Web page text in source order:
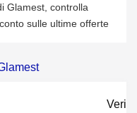
Glamest, controlla
sulle ultime offerte